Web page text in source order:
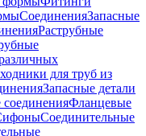
СоединенияЗапасные
Раструбные
для труб из
Запасные детали
Фланцевые
Соединительные